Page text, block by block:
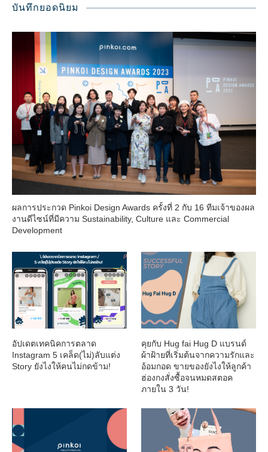
บันทึกยอดนิยม
ผลการประกวด Pinkoi Design Awards ครั้งที่ 2 กับ 16 ทีมเจ้าของผล
งานดีไซน์ที่มีความ Sustainability, Culture และ Commercial
Development
อัปเดตเทคนิคการตลาด
Instagram 5 เคล็ด(ไม่)ลับแต่ง
Story ยังไงให้คนไม่กดข้าม!
คุยกับ Hug fai Hug D แบรนด์
ผ้าฝ้ายที่เริ่มต้นจากความรักและ
อ้อมกอด ขายของยังไงให้ลูกค้า
ฮ่องกงสั่งซื้อจนหมดสตอค
ภายใน 3 วัน!